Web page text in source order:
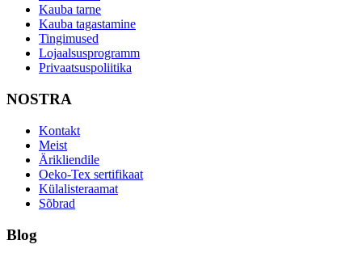
Kauba tarne
Kauba tagastamine
Tingimused
Lojaalsusprogramm
Privaatsuspoliitika
NOSTRA
Kontakt
Meist
Ärikliendile
Oeko-Tex sertifikaat
Külalisteraamat
Sõbrad
Blog